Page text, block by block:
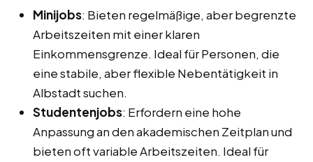
Minijobs: Bieten regelmäßige, aber begrenzte
Arbeitszeiten mit einer klaren
Einkommensgrenze. Ideal für Personen, die
eine stabile, aber flexible Nebentätigkeit in
Albstadt suchen.
Studentenjobs: Erfordern eine hohe
Anpassung an den akademischen Zeitplan und
bieten oft variable Arbeitszeiten. Ideal für